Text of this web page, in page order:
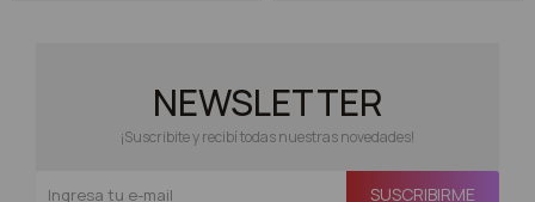
NEWSLETTER
¡Suscribite y recibí todas nuestras novedades!
SUSCRIBIRME